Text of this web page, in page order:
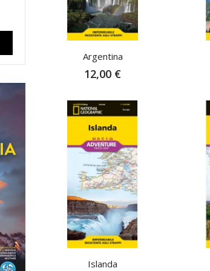
Argentina
12,00 €
Islanda